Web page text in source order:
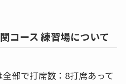
コース 練習場について
部で打席数：8打席あって